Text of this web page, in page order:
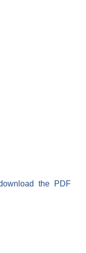
the PDF